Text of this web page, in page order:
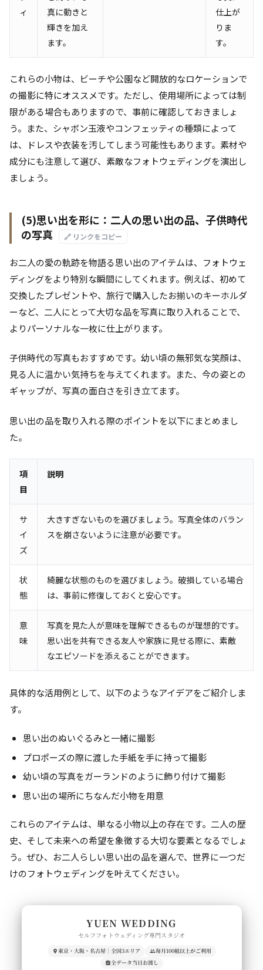
ィ
真に動きと
輝きを加え
ます。
仕上が
りま
す。
これらの小物は、ビーチや公園など開放的なロケーションで
の撮影に特にオススメです。ただし、使用場所によっては制
限がある場合もありますので、事前に確認しておきましょ
う。また、シャボン玉液やコンフェッティの種類によって
は、ドレスや衣装を汚してしまう可能性もあります。素材や
成分にも注意して選び、素敵なフォトウェディングを演出し
ましょう。
(5)思い出を形に：二人の思い出の品、子供時代
の写真
🔗 リンクをコピー
お二人の愛の軌跡を物語る思い出のアイテムは、フォトウェ
ディングをより特別な瞬間にしてくれます。例えば、初めて
交換したプレゼントや、旅行で購入したお揃いのキーホルダ
ーなど、二人にとって大切な品を写真に取り入れることで、
よりパーソナルな一枚に仕上がります。
子供時代の写真もおすすめです。幼い頃の無邪気な笑顔は、
見る人に温かい気持ちを与えてくれます。また、今の姿との
ギャップが、写真の面白さを引き立てます。
思い出の品を取り入れる際のポイントを以下にまとめまし
た。
項
目
説明
サ
イ
ズ
大きすぎないものを選びましょう。写真全体のバラン
スを崩さないように注意が必要です。
状
態
綺麗な状態のものを選びましょう。破損している場合
は、事前に修復しておくと安心です。
意
味
写真を見た人が意味を理解できるものが理想的です。
思い出を共有できる友人や家族に見せる際に、素敵
なエピソードを添えることができます。
具体的な活用例として、以下のようなアイデアをご紹介しま
す。
思い出のぬいぐるみと一緒に撮影
プロポーズの際に渡した手紙を手に持って撮影
幼い頃の写真をガーランドのように飾り付けて撮影
思い出の場所にちなんだ小物を用意
これらのアイテムは、単なる小物以上の存在です。二人の歴
史、そして未来への希望を象徴する大切な要素となるでしょ
う。ぜひ、お二人らしい思い出の品を選んで、世界に一つだ
けのフォトウェディングを叶えてください。
YUEN WEDDING
セルフフォトウェディング専門スタジオ
東京・大阪・名古屋｜全国3エリア
毎月100組以上がご利用
全データ当日お渡し